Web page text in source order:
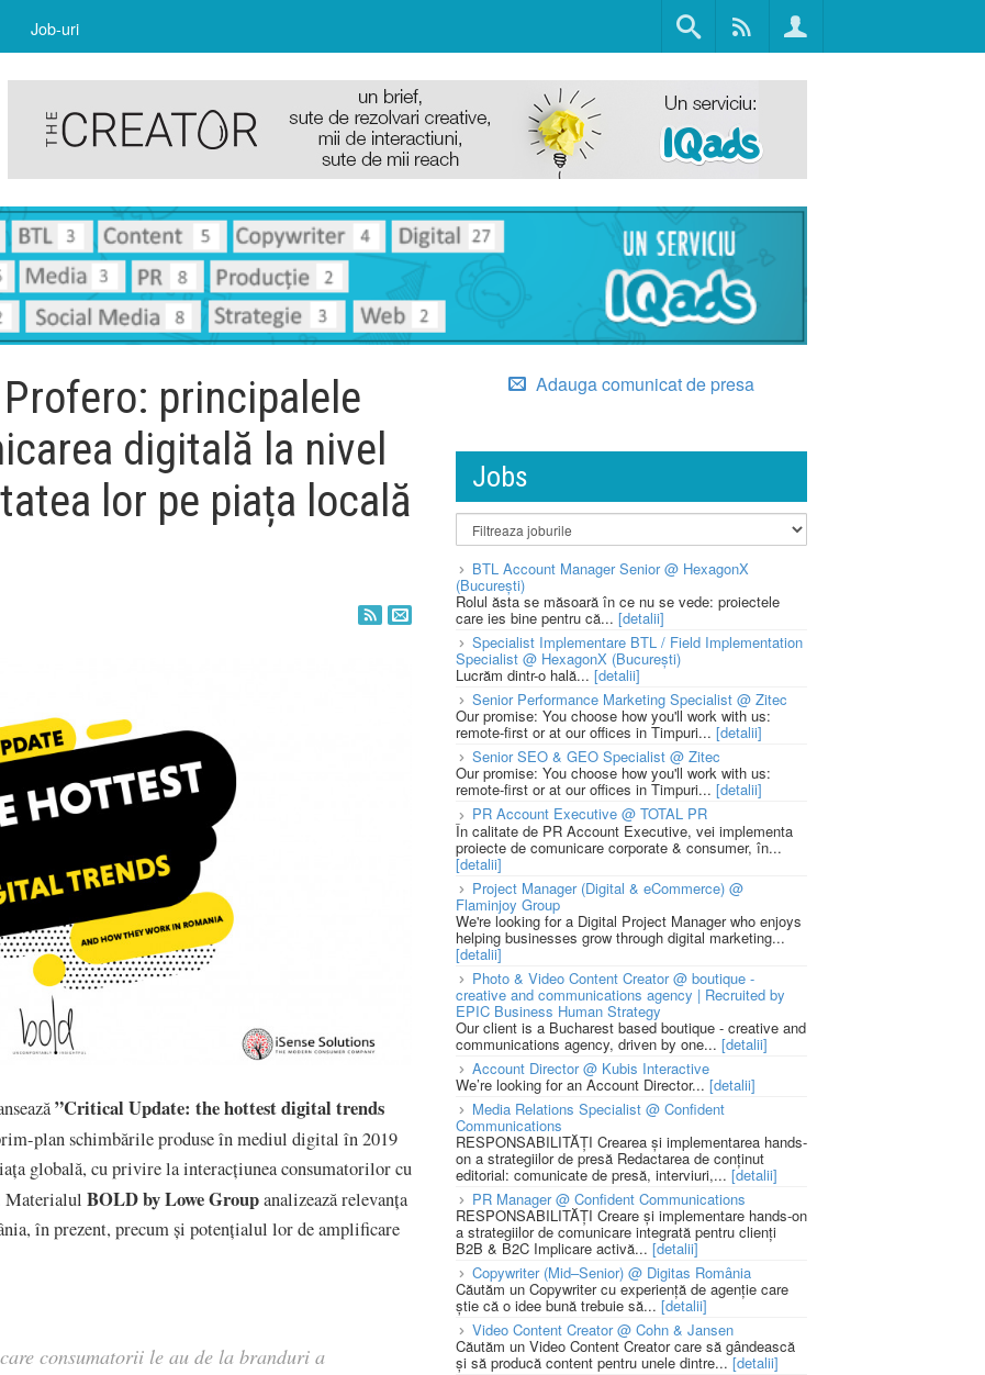
Job-uri
principalele
digitală la nivel
lor pe piața locală
”Critical Update: the hottest digital trends
plan schimbările produse în mediul digital în 2019
globală, cu privire la interacțiunea consumatorilor cu
Materialul BOLD by Lowe Groupanalizează relevanța
în prezent, precum și potențialul lor de amplificare
consumatorii le au de la branduri a
Adauga comunicat de presa
Jobs
BTL Account Manager Senior @ HexagonX
(București)
Rolul ăsta se măsoară în ce nu se vede: proiectele
care ies bine pentru că... [detalii]
Specialist Implementare BTL / Field Implementation
Specialist @ HexagonX (București)
Lucrăm dintr-o hală... [detalii]
Senior Performance Marketing Specialist @ Zitec
Our promise: You choose how you'll work with us:
remote-first or at our offices in Timpuri... [detalii]
Senior SEO & GEO Specialist @ Zitec
Our promise: You choose how you'll work with us:
remote-first or at our offices in Timpuri... [detalii]
PR Account Executive @ TOTAL PR
În calitate de PR Account Executive, vei implementa
proiecte de comunicare corporate & consumer, în...
[detalii]
Project Manager (Digital & eCommerce) @
Flaminjoy Group
We're looking for a Digital Project Manager who enjoys
helping businesses grow through digital marketing...
[detalii]
Photo & Video Content Creator @ boutique -
creative and communications agency | Recruited by
EPIC Business Human Strategy
Our client is a Bucharest based boutique - creative and
communications agency, driven by one... [detalii]
Account Director @ Kubis Interactive
We’re looking for an Account Director... [detalii]
Media Relations Specialist @ Confident
Communications
RESPONSABILITĂȚI Crearea și implementarea hands-
on a strategiilor de presă Redactarea de conținut
editorial: comunicate de presă, interviuri,... [detalii]
PR Manager @ Confident Communications
RESPONSABILITĂȚI Creare și implementare hands-on
a strategiilor de comunicare integrată pentru clienți
B2B & B2C Implicare activă... [detalii]
Copywriter (Mid–Senior) @ Digitas România
Căutăm un Copywriter cu experiență de agenție care
știe că o idee bună trebuie să... [detalii]
Video Content Creator @ Cohn & Jansen
Căutăm un Video Content Creator care să gândească
și să producă content pentru unele dintre... [detalii]